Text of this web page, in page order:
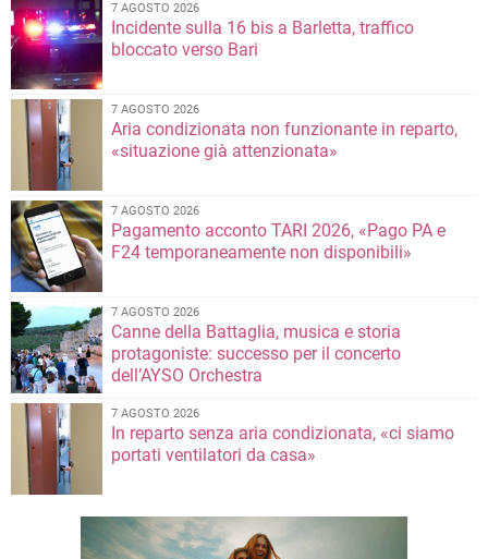
7 AGOSTO 2026
Incidente sulla 16 bis a Barletta, traffico
bloccato verso Bari
7 AGOSTO 2026
Aria condizionata non funzionante in reparto,
«situazione già attenzionata»
7 AGOSTO 2026
Pagamento acconto TARI 2026, «Pago PA e
F24 temporaneamente non disponibili»
7 AGOSTO 2026
Canne della Battaglia, musica e storia
protagoniste: successo per il concerto
dell’AYSO Orchestra
7 AGOSTO 2026
In reparto senza aria condizionata, «ci siamo
portati ventilatori da casa»